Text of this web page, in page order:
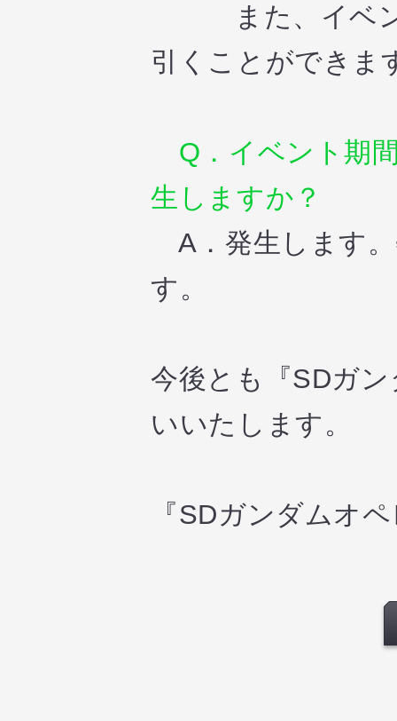
また、イベン
引くことができま
Q．イベント期
生しますか？
A．発生します
す。
今後とも『SDガ
いいたします。
『SDガンダムオ